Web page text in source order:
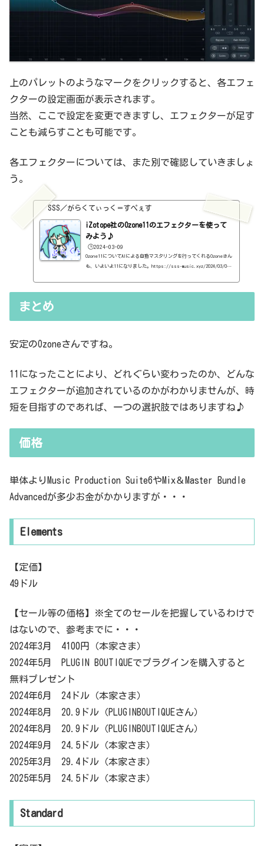
上のパレットのようなマークをクリックすると、各エフェ
クターの設定画面が表示されます。
当然、ここで設定を変更できますし、エフェクターが足す
ことも減らすことも可能です。
各エフェクターについては、また別で確認していきましょ
う。
SSS／がらくてぃっく＝すぺぇす
iZotope社のOzone11のエフェクターを使って
みよう♪
🕒️2024-03-09
Ozone11についてAIによる自動マスタリングを行ってくれるOzoneさん
も、いよいよ11になりました。https://sss-music.xyz/2024/03/03/
まとめ
安定のOzoneさんですね。
11になったことにより、どれぐらい変わったのか、どんな
エフェクターが追加されているのかがわかりませんが、時
短を目指すのであれば、一つの選択肢ではありますね♪
価格
単体よりMusic Production Suite6やMix＆Master Bundle
Advancedが多少お金がかかりますが・・・
Elements
【定価】
49ドル
【セール等の価格】※全てのセールを把握しているわけで
はないので、参考までに・・・
2024年3月 4100円（本家さま）
2024年5月 PLUGIN BOUTIQUEでプラグインを購入すると
無料プレゼント
2024年6月 24ドル（本家さま）
2024年8月 20.9ドル（PLUGINBOUTIQUEさん）
2024年8月 20.9ドル（PLUGINBOUTIQUEさん）
2024年9月 24.5ドル（本家さま）
2025年3月 29.4ドル（本家さま）
2025年5月 24.5ドル（本家さま）
Standard